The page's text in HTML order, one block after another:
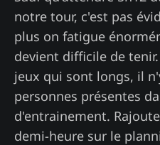
notre tour, c'est pas
plus on fatigue
devient difficile de
jeux qui sont longs, il
personnes présentes
d'entrainement.
demi-heure sur le